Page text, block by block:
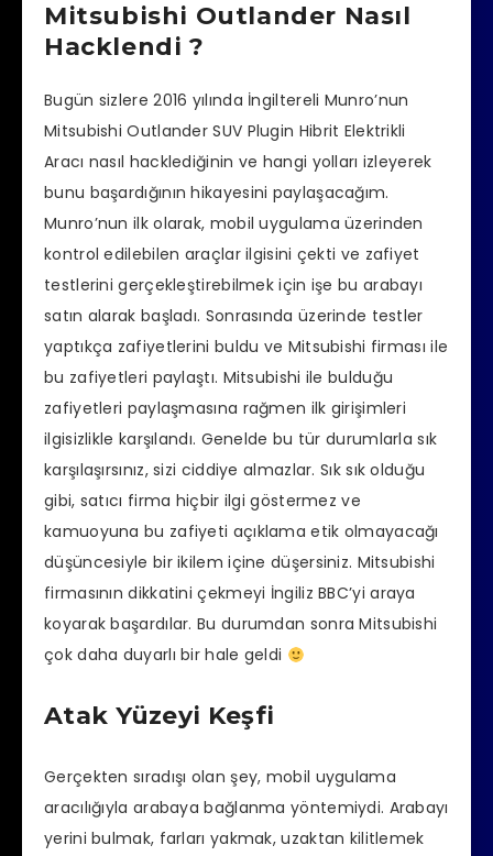
Mitsubishi Outlander Nasıl
Hacklendi ?
Bugün sizlere 2016 yılında İngiltereli Munro’nun
Mitsubishi Outlander SUV Plugin Hibrit Elektrikli
Aracı nasıl hacklediğinin ve hangi yolları izleyerek
bunu başardığının hikayesini paylaşacağım.
Munro’nun ilk olarak, mobil uygulama üzerinden
kontrol edilebilen araçlar ilgisini çekti ve zafiyet
testlerini gerçekleştirebilmek için işe bu arabayı
satın alarak başladı. Sonrasında üzerinde testler
yaptıkça zafiyetlerini buldu ve Mitsubishi firması ile
bu zafiyetleri paylaştı. Mitsubishi ile bulduğu
zafiyetleri paylaşmasına rağmen ilk girişimleri
ilgisizlikle karşılandı. Genelde bu tür durumlarla sık
karşılaşırsınız, sizi ciddiye almazlar.Sık sık olduğu
gibi, satıcı firma hiçbir ilgi göstermez ve
kamuoyuna bu zafiyeti açıklama etik olmayacağı
düşüncesiyle bir ikilem içine düşersiniz. Mitsubishi
firmasının dikkatini çekmeyi İngiliz BBC’yi araya
koyarak başardılar. Bu durumdan sonra Mitsubishi
çok daha duyarlı bir hale geldi
Atak Yüzeyi Keşfi
Gerçekten sıradışı olan şey, mobil uygulama
aracılığıyla arabaya bağlanma yöntemiydi. Arabayı
yerini bulmak, farları yakmak, uzaktan kilitlemek